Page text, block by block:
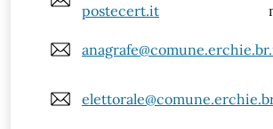
postecert.it